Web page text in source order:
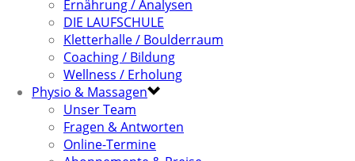
Ernährung / Analysen
DIE LAUFSCHULE
Kletterhalle / Boulderraum
Coaching / Bildung
Wellness / Erholung
Physio & Massagen
Unser Team
Fragen & Antworten
Online-Termine